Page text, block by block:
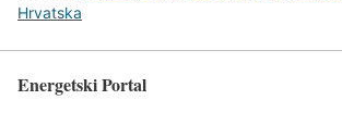
Hrvatska
Energetski Portal